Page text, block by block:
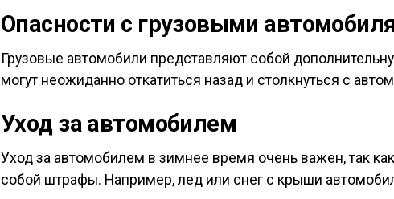
Опасности с грузовыми
Грузовые автомобили представляют собой
могут неожиданно откатиться назад и столкнуться с
Уход за автомобилем
Уход за автомобилем в зимнее время очень важен, так
собой штрафы. Например, лед или снег с крыши